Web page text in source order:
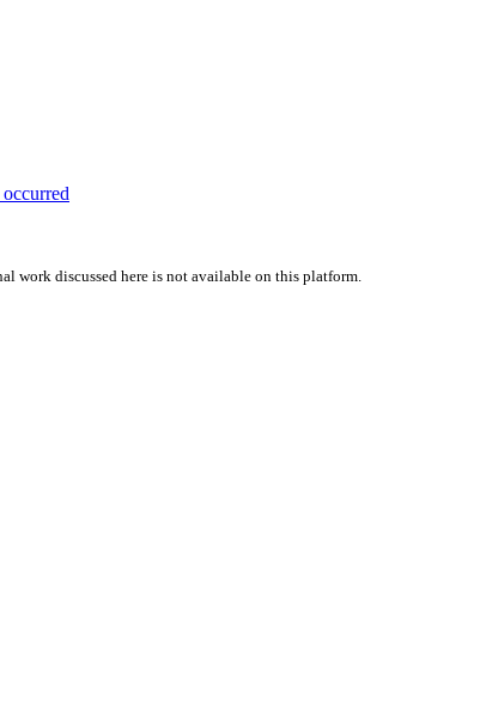
work discussed here is not available on this platform.